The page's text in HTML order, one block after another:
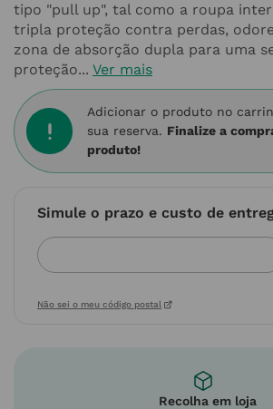
tipo "pull up", tal como a roupa
tripla proteção contra perdas,
zona de absorção dupla para uma
proteção... Ver mais
Adicionar o produto no
sua reserva. Finalize a
produto!
Simule o prazo e custo de
Não sei o meu código postal
Recolha em loja